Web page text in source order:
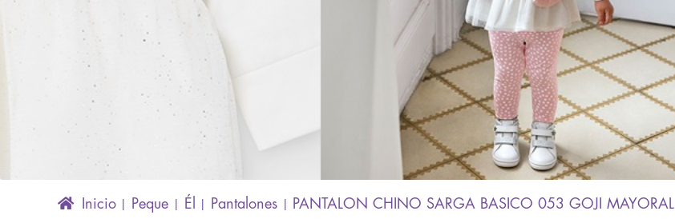
Inicio Peque Él Pantalones PANTALON CHINO SARGA BASICO 053 GOJI MAYORAL